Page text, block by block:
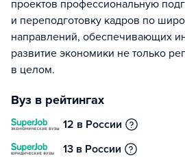
проектов профессиональную
и переподготовку кадров по
направлений, обеспечивающих
развитие экономики не только
в целом.
Вуз в рейтингах
12 в России
13 в России